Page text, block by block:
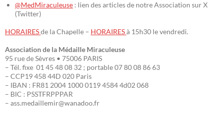
@MedMiraculeuse : lien des articles de notre Association sur X
(Twitter)
HORAIRESde la Chapelle – HORAIRESà 15h30 le vendredi.
Association de la Médaille Miraculeuse
95 rue de Sèvres • 75006 PARIS
– Tél. fixe 01 45 48 08 32 ; portable 07 80 08 86 63
– CCP19 458 44D 020 Paris
– IBAN : FR81 2004 1000 0119 4584 4d02 068
– BIC : PSSTFRPPPAR
– ass.medaillemir@wanadoo.fr